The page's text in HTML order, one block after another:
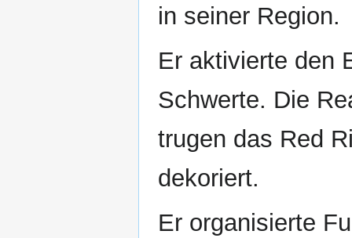
in seiner Region.
Er aktivierte den
Schwerte. Die
trugen das Red
dekoriert.
Er organisierte